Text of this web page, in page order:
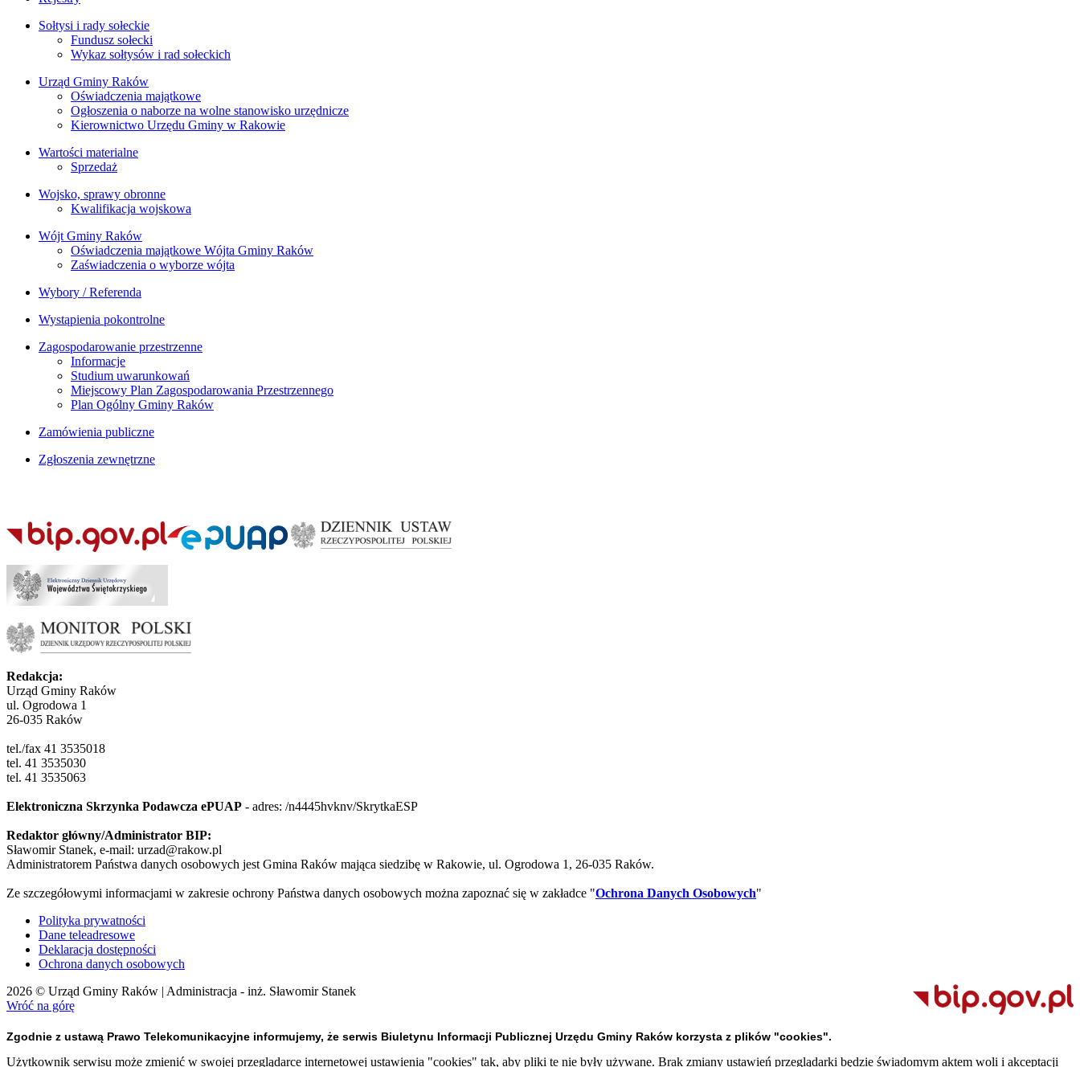
Sołtysi i rady sołeckie
Fundusz sołecki
Wykaz sołtysów i rad sołeckich
Urząd Gminy Raków
Oświadczenia majątkowe
Ogłoszenia o naborze na wolne stanowisko urzędnicze
Kierownictwo Urzędu Gminy w Rakowie
Wartości materialne
Sprzedaż
Wojsko, sprawy obronne
Kwalifikacja wojskowa
Wójt Gminy Raków
Oświadczenia majątkowe Wójta Gminy Raków
Zaświadczenia o wyborze wójta
Wybory / Referenda
Wystąpienia pokontrolne
Zagospodarowanie przestrzenne
Informacje
Studium uwarunkowań
Miejscowy Plan Zagospodarowania Przestrzennego
Plan Ogólny Gminy Raków
Zamówienia publiczne
Zgłoszenia zewnętrzne
Redakcja:
Urząd Gminy Raków
ul. Ogrodowa 1
26-035 Raków
tel./fax 41 3535018
tel. 41 3535030
tel. 41 3535063
Elektroniczna Skrzynka Podawcza ePUAP - adres: /n4445hvknv/SkrytkaESP
Redaktor główny/Administrator BIP:
Sławomir Stanek, e-mail: urzad@rakow.pl
Administratorem Państwa danych osobowych jest Gmina Raków mająca siedzibę w Rakowie, ul. Ogrodowa 1, 26-035 Raków.
Ze szczegółowymi informacjami w zakresie ochrony Państwa danych osobowych można zapoznać się w zakładce "Ochrona Danych Osobowych"
Polityka prywatności
Dane teleadresowe
Deklaracja dostępności
Ochrona danych osobowych
2026 © Urząd Gminy Raków | Administracja - inż. Sławomir Stanek
Wróć na górę
Zgodnie z ustawą Prawo Telekomunikacyjne informujemy, że serwis Biuletynu Informacji Publicznej Urzędu Gminy Raków korzysta z plików "cookies".
Użytkownik serwisu może zmienić w swojej przeglądarce internetowej ustawienia "cookies" tak, aby pliki te nie były używane. Brak zmiany ustawień przeglądarki będzie świadomym aktem woli i akceptacji